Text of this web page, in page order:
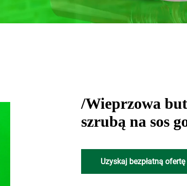
/Wieprzowa
szrubą na sos
Uzyskaj bezpłatną ofertę